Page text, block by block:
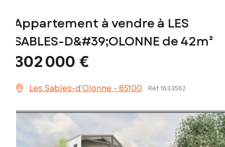
Appartement à vendre à LES
SABLES-D&#39;OLONNE de 42m²
302 000 €
Les Sables-d'Olonne - 85100 Réf 1633562